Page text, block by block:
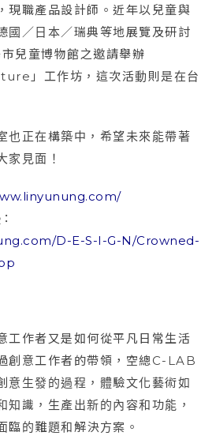
現職產品設計師。近年以兒童與
國／日本／瑞典等地展覽及研討
兒童博物館之邀請舉辦
」工作坊，這次活動則是在台
也正在構築中，希望未來能帶著
家見面！
：
D-E-S-I-G-N/Crowned-
工作者又是如何從平凡日常生活
創意工作者的帶領，空總C-LAB
意生發的過程，體驗文化藝術如
知識，生產出新的內容和功能，
臨的難題和解決方案。